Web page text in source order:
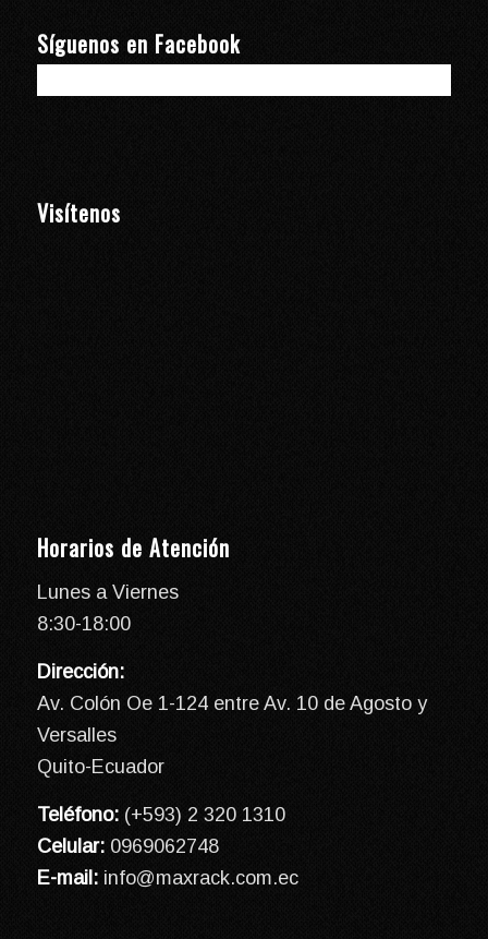
Síguenos en Facebook
Visítenos
Horarios de Atención
Lunes a Viernes
8:30-18:00
Dirección:
Av. Colón Oe 1-124 entre Av. 10 de Agosto y
Versalles
Quito-Ecuador
Teléfono:(+593) 2 320 1310
Celular:0969062748
E-mail:info@maxrack.com.ec